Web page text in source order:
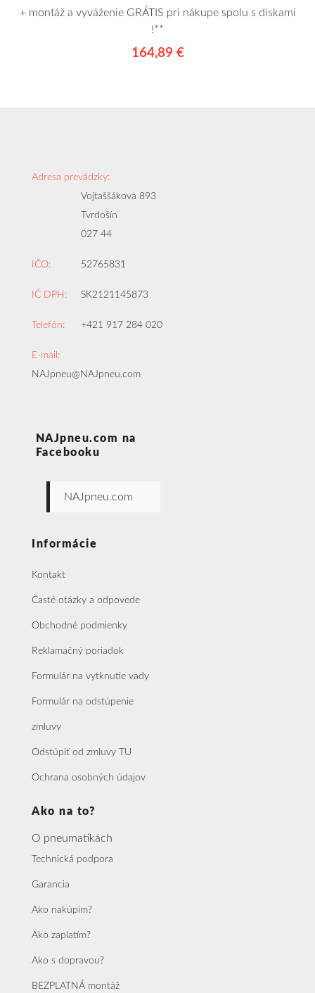
+ montáž a vyváženie GRÁTIS pri nákupe spolu s diskami
!**
164,89 €
Adresa prevádzky:
Vojtaššákova 893
Tvrdošín
027 44
IČO: 52765831
IČ DPH: SK2121145873
Telefón: +421 917 284 020
E-mail:
NAJpneu@NAJpneu.com
NAJpneu.com na
Facebooku
NAJpneu.com
Informácie
Kontakt
Časté otázky a odpovede
Obchodné podmienky
Reklamačný poriadok
Formulár na vytknutie vady
Formulár na odstúpenie
zmluvy
Odstúpiť od zmluvy TU
Ochrana osobných údajov
Ako na to?
O pneumatikách
Technická podpora
Garancia
Ako nakúpim?
Ako zaplatím?
Ako s dopravou?
BEZPLATNÁ montáž